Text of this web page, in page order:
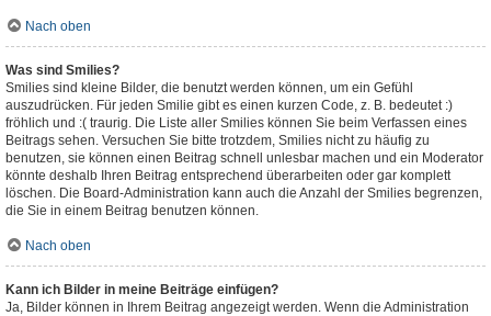
Nach oben
Was sind Smilies?
Smilies sind kleine Bilder, die benutzt werden können, um ein Gefühl
auszudrücken. Für jeden Smilie gibt es einen kurzen Code, z. B. bedeutet :)
fröhlich und :( traurig. Die Liste aller Smilies können Sie beim Verfassen eines
Beitrags sehen. Versuchen Sie bitte trotzdem, Smilies nicht zu häufig zu
benutzen, sie können einen Beitrag schnell unlesbar machen und ein Moderator
könnte deshalb Ihren Beitrag entsprechend überarbeiten oder gar komplett
löschen. Die Board-Administration kann auch die Anzahl der Smilies begrenzen,
die Sie in einem Beitrag benutzen können.
Nach oben
Kann ich Bilder in meine Beiträge einfügen?
Ja, Bilder können in Ihrem Beitrag angezeigt werden. Wenn die Administration